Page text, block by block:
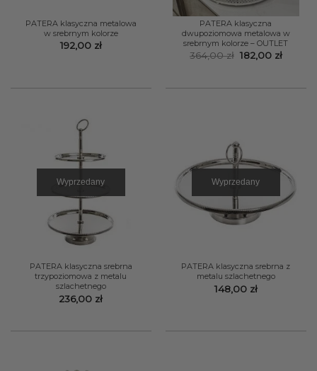
PATERA klasyczna metalowa
w srebrnym kolorze
192,00 zł
PATERA klasyczna
dwupoziomowa metalowa w
srebrnym kolorze – OUTLET
364,00zł Pierwotna
cena
182,00 zł
Wyprzedany
PATERA klasyczna srebrna
trzypoziomowa z metalu
szlachetnego
236,00 zł
Wyprzedany
PATERA klasyczna srebrna z
metalu szlachetnego
148,00 zł